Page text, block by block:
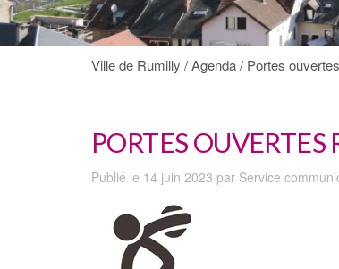
Ville de Rumilly /Agenda/ Portes
PORTES
Publié le 14 juin 2023 par Service